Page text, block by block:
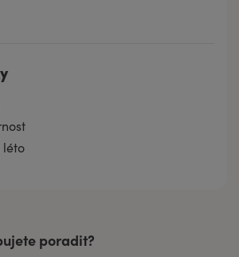
poradit?